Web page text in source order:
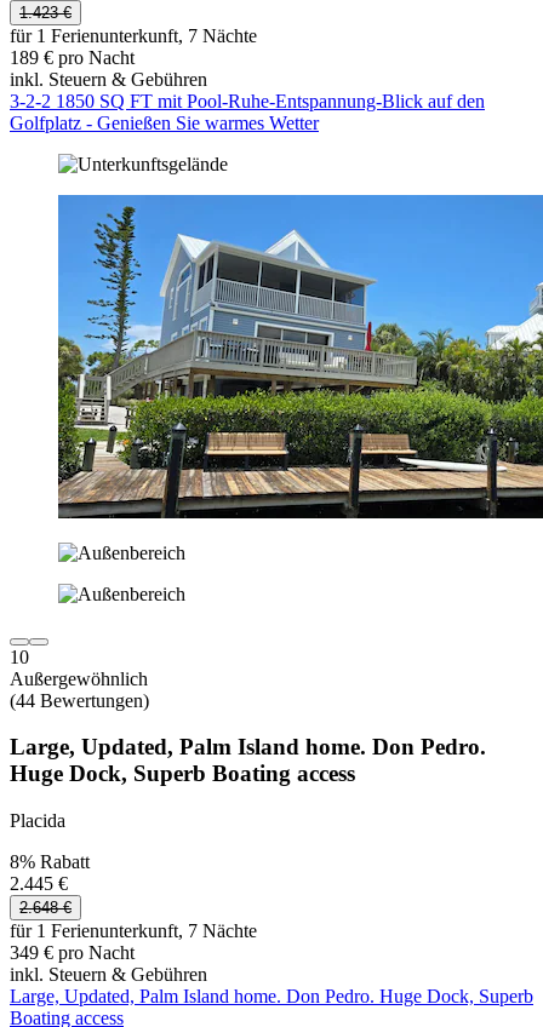
1.423 €
für 1 Ferienunterkunft, 7 Nächte
189 € pro Nacht
inkl. Steuern & Gebühren
3-2-2 1850 SQ FT mit Pool-Ruhe-Entspannung-Blick auf den
Golfplatz - Genießen Sie warmes Wetter
10
Außergewöhnlich
(44 Bewertungen)
Large, Updated, Palm Island home. Don Pedro.
Huge Dock, Superb Boating access
Placida
8% Rabatt
2.445 €
2.648 €
für 1 Ferienunterkunft, 7 Nächte
349 € pro Nacht
inkl. Steuern & Gebühren
Large, Updated, Palm Island home. Don Pedro. Huge Dock, Superb
Boating access